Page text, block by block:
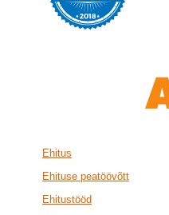
Ehitus
Ehituse peatöövõtt
Ehitustööd